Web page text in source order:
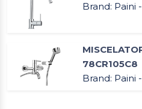
Brand: Paini
78CR105C8
Brand: Paini